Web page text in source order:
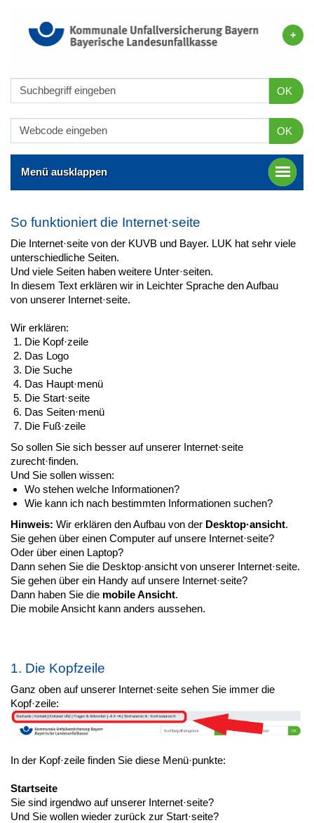
OK
OK
Menü ausklappen
So funktioniert die Internet·seite
Die Internet·seite von der KUVB und Bayer. LUK hat sehr viele
unterschiedliche Seiten.
Und viele Seiten haben weitere Unter·seiten.
In diesem Text erklären wir in Leichter Sprache den Aufbau
von unserer Internet·seite.
Wir erklären:
Die Kopf·zeile
Das Logo
Die Suche
Das Haupt·menü
Die Start·seite
Das Seiten·menü
Die Fuß·zeile
So sollen Sie sich besser auf unserer Internet·seite
zurecht·finden.
Und Sie sollen wissen:
Wo stehen welche Informationen?
Wie kann ich nach bestimmten Informationen suchen?
Hinweis: Wir erklären den Aufbau von der Desktop·ansicht.
Sie gehen über einen Computer auf unsere Internet·seite?
Oder über einen Laptop?
Dann sehen Sie die Desktop·ansicht von unserer Internet·seite.
Sie gehen über ein Handy auf unsere Internet·seite?
Dann haben Sie die mobile Ansicht.
Die mobile Ansicht kann anders aussehen.
1. Die Kopfzeile
Ganz oben auf unserer Internet·seite sehen Sie immer die
Kopf·zeile:
In der Kopf·zeile finden Sie diese Menü·punkte:
Startseite
Sie sind irgendwo auf unserer Internet·seite?
Und Sie wollen wieder zurück zur Start·seite?